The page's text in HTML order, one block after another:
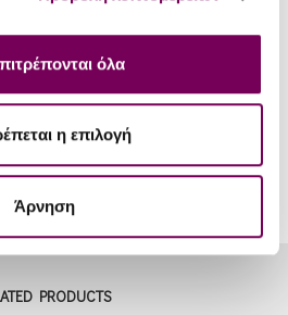
όλα
η επιλογή
Άρνηση
red sauce pasta, cold cuts and
PRODUCTS